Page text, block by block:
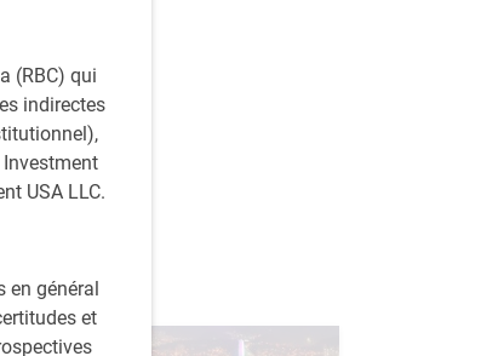
(RBC) qui
indirectes
Investment
USA LLC.
en général
et